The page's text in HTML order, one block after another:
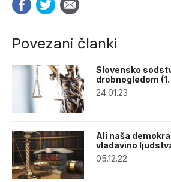
Povezani članki
Slovensko
drobnogledom
24.01.23
Ali naša
vladavino
05.12.22